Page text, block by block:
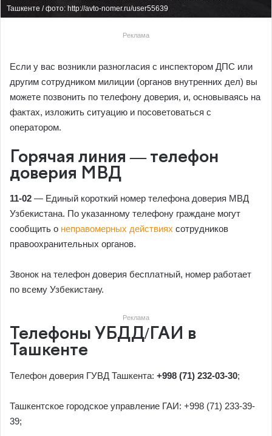
Ташкенте / фото: http://avto-nomer.ru/user55639
Реклама
Если у вас возникли разногласия с инспектором ДПС или
другим сотрудником милиции (органов внутренних дел) вы
можете позвонить по телефону доверия, и, основываясь на
фактах, изложить ситуацию и посоветоваться с
оператором.
Горячая линия — телефон
доверия МВД
11-02 — Единый короткий номер телефона доверия МВД
Узбекистана. По указанному телефону граждане могут
сообщить о неправомерных действиях сотрудников
правоохранительных органов.
Звонок на телефон доверия бесплатный, номер работает
по всему Узбекистану.
Реклама
Телефоны УБДД/ГАИ в
Ташкенте
Телефон доверия ГУВД Ташкента: +998 (71) 232-03-30;
Ташкентское городское управление ГАИ: +998 (71) 233-39-
39;